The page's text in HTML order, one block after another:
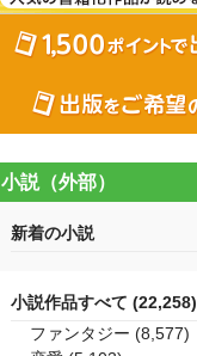
小説（外部）
新着の小説
小説作品すべて (22,258)
ファンタジー (8,577)